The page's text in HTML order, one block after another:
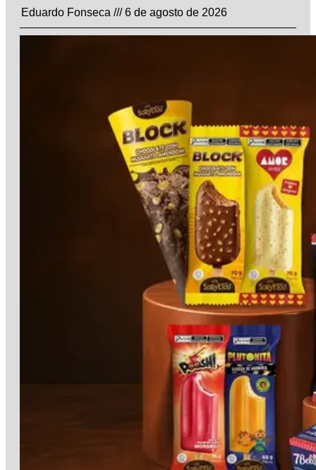
Eduardo Fonseca
6 de agosto de 2026